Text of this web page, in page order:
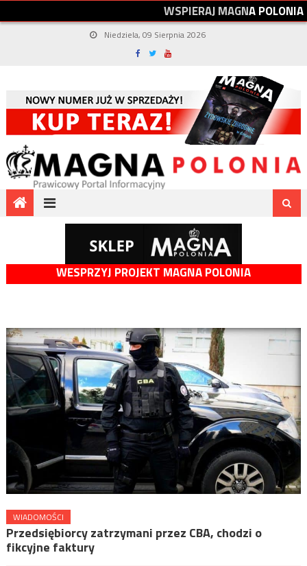
WSPIERAJMAGNAPOLONIA
Niedziela, 09 Sierpnia 2026
WESPRZYJ PROJEKT MAGNA POLONIA
WIADOMOŚCI
Przedsiębiorcy zatrzymani przez CBA, chodzi o
fikcyjne faktury